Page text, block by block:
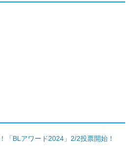
「BLアワード2024」2/2投票開始！